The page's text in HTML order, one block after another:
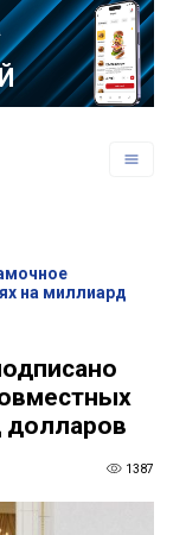
на миллиард
долларов
1387